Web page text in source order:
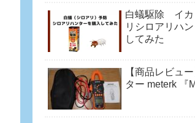
白蟻駆除 イカ
リシロアリハ
してみた
【商品レビュ
ター meterk 『